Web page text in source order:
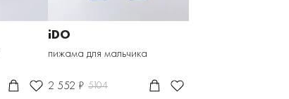
iDO
пижама для мальчика
2 552 ₽ 5104